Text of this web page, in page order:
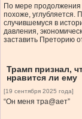
По мере
похоже, углубляется.
случившемуся в
давления,
заставить Преторию
Трамп признал,
нравится ли ему
[19 сентября 2025 года]
“Он меня тра@ает”